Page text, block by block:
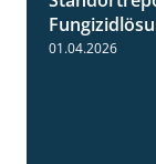
01.04.2026